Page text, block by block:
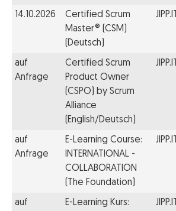
14.10.2026
Certified Scrum
Master® (CSM)
(Deutsch)
JIPP.IT
auf
Anfrage
Certified Scrum
Product Owner
(CSPO) by Scrum
Alliance
(English/Deutsch)
JIPP.IT
auf
Anfrage
E-Learning Course:
INTERNATIONAL -
COLLABORATION
(The Foundation)
JIPP.IT
auf
E-Learning Kurs:
JIPP.IT